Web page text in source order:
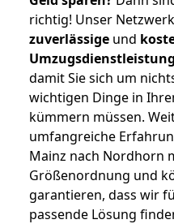
richtig! Unser
zuverlässige und
damit Sie sich um
wichtigen Dinge in
kümmern müssen.
umfangreiche
Mainz nach Nordhorn
Größenordnung und
garantieren, dass wir
passende Lösung